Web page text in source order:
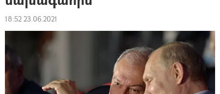
18:52 23.06.2021